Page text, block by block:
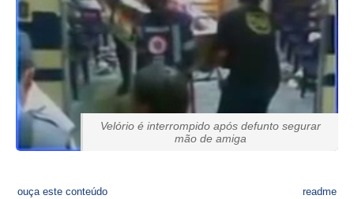
Velório é interrompido após defunto segurar
mão de amiga
ouça este conteúdo readme